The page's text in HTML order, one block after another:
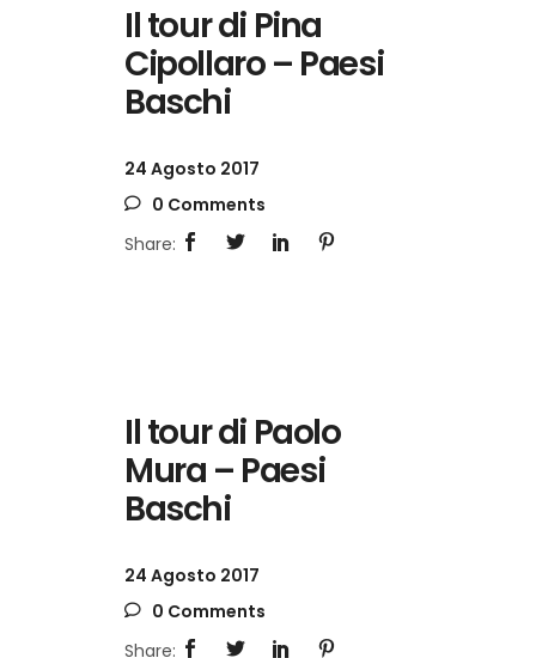
Il tour di Pina
Cipollaro – Paesi
Baschi
24 Agosto 2017
0 Comments
Il tour di Paolo
Mura – Paesi
Baschi
24 Agosto 2017
0 Comments